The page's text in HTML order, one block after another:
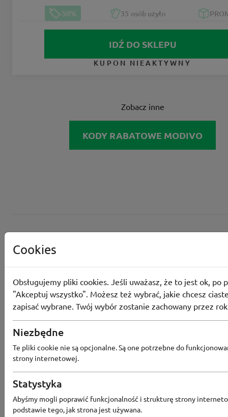
-50% 35 osób użyło
IDŹ DO SKLEPU
KUPON NIEAKTYWNY
Zobacz inne
KODY RABATOWE MODIVO
Converse
Programu Lojalnościowego
Converse
Cookies
Obsługujemy pliki cookies. Jeśli uważasz, że to jest ok, po
"Akceptuj wszystko". Możesz też wybrać, jakie chcesz
zapisać wybrane. Twój wybór zostanie zachowany przez
Niezbędne
Te pliki cookie nie są opcjonalne. Są one potrzebne do
strony internetowej.
Statystyka
Abyśmy mogli poprawić funkcjonalność i strukturę strony
podstawie tego, jak strona jest używana.